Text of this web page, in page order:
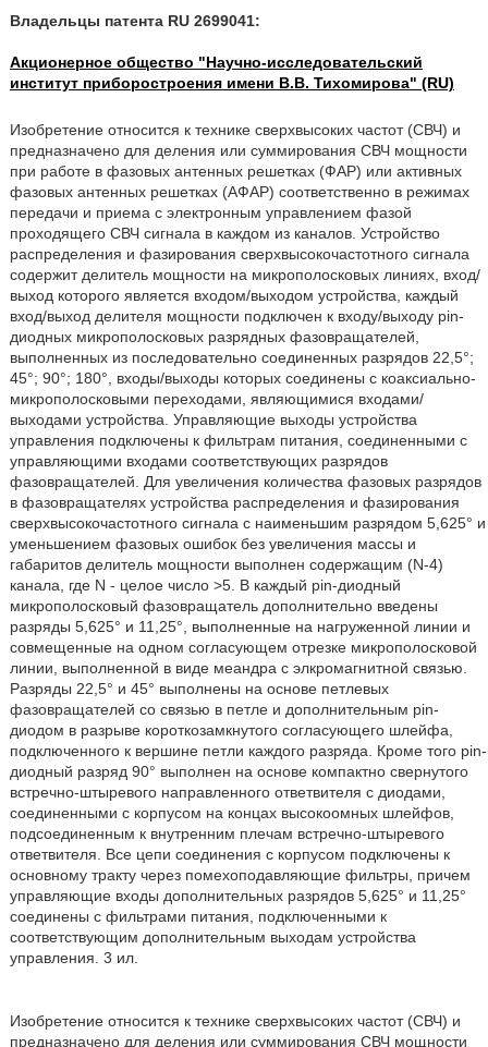
Владельцы патента RU 2699041:
Акционерное общество "Научно-исследовательский
институт приборостроения имени В.В. Тихомирова" (RU)
Изобретение относится к технике сверхвысоких частот (СВЧ) и
предназначено для деления или суммирования СВЧ мощности
при работе в фазовых антенных решетках (ФАР) или активных
фазовых антенных решетках (АФАР) соответственно в режимах
передачи и приема с электронным управлением фазой
проходящего СВЧ сигнала в каждом из каналов. Устройство
распределения и фазирования сверхвысокочастотного сигнала
содержит делитель мощности на микрополосковых линиях, вход/
выход которого является входом/выходом устройства, каждый
вход/выход делителя мощности подключен к входу/выходу pin-
диодных микрополосковых разрядных фазовращателей,
выполненных из последовательно соединенных разрядов 22,5°;
45°; 90°; 180°, входы/выходы которых соединены с коаксиально-
микрополосковыми переходами, являющимися входами/
выходами устройства. Управляющие выходы устройства
управления подключены к фильтрам питания, соединенными с
управляющими входами соответствующих разрядов
фазовращателей. Для увеличения количества фазовых разрядов
в фазовращателях устройства распределения и фазирования
сверхвысокочастотного сигнала с наименьшим разрядом 5,625° и
уменьшением фазовых ошибок без увеличения массы и
габаритов делитель мощности выполнен содержащим (N-4)
канала, где N - целое число >5. В каждый pin-диодный
микрополосковый фазовращатель дополнительно введены
разряды 5,625° и 11,25°, выполненные на нагруженной линии и
совмещенные на одном согласующем отрезке микрополосковой
линии, выполненной в виде меандра с элкромагнитной связью.
Разряды 22,5° и 45° выполнены на основе петлевых
фазовращателей со связью в петле и дополнительным pin-
диодом в разрыве короткозамкнутого согласующего шлейфа,
подключенного к вершине петли каждого разряда. Кроме того pin-
диодный разряд 90° выполнен на основе компактно свернутого
встречно-штыревого направленного ответвителя с диодами,
соединенными с корпусом на концах высокоомных шлейфов,
подсоединенным к внутренним плечам встречно-штыревого
ответвителя. Все цепи соединения с корпусом подключены к
основному тракту через помехоподавляющие фильтры, причем
управляющие входы дополнительных разрядов 5,625° и 11,25°
соединены с фильтрами питания, подключенными к
соответствующим дополнительным выходам устройства
управления. 3 ил.
Изобретение относится к технике сверхвысоких частот (СВЧ) и
предназначено для деления или суммирования СВЧ мощности